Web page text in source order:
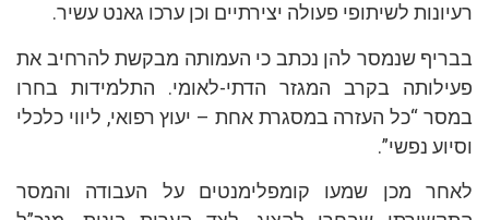
רעיונות לשיתופי פעולה יצירתיים וכן ערכו גאנט עשיר.
בבריף שנמסר להן נכתב כי העמותה מבקשת להרחיב את
פעילותה בקרב המגזר הדתי-לאומי. התלמידות בחרו
במסר “כל העזרה במסגרת אחת – יעוץ רפואי, ליווי כלכלי
וסיוע נפשי”.
לאחר מכן שמעו קומפלימנטים על העבודה והמסר